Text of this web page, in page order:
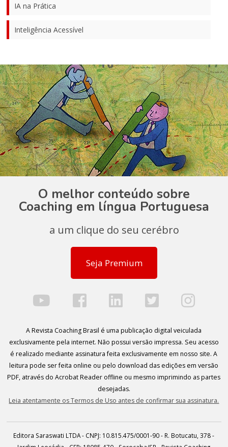
IA na Prática
Inteligência Acessível
O melhor conteúdo sobre
Coaching em língua Portuguesa
a um clique do seu cerébro
Seja Premium
A Revista Coaching Brasil é uma publicação digital veiculada
exclusivamente pela internet. Não possui versão impressa. Seu acesso
é realizado mediante assinatura feita exclusivamente em nosso site. A
leitura pode ser feita online ou pelo download das edições em versão
PDF, através do Acrobat Reader offline ou mesmo imprimindo as partes
desejadas.
Leia atentamente os Termos de Uso antes de confirmar sua assinatura.
Editora Saraswati LTDA - CNPJ: 10.815.475/0001-90 - R. Botucatu, 378 -